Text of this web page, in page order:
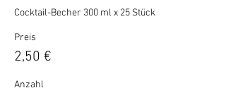
Cocktail-Becher 300 ml x 25 Stück
Preis
2,50 €
Anzahl